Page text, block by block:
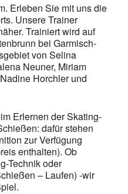
Erleben Sie mit uns die
Unsere Trainer
Trainiert wird auf
bei Garmisch-
von Selina
Neuner, Miriam
Horchler und
Erlernen der Skating-
dafür stehen
zur Verfügung
enthalten). Ob
Technik oder
– Laufen) -wir